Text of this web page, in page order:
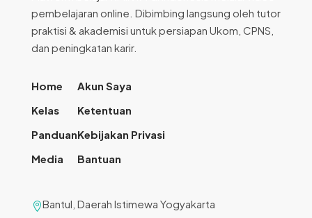
pembelajaran online. Dibimbing langsung oleh tutor
praktisi & akademisi untuk persiapan Ukom, CPNS,
dan peningkatan karir.
Home
Kelas
Panduan
Media
Akun Saya
Ketentuan
Kebijakan Privasi
Bantuan
Bantul, Daerah Istimewa Yogyakarta